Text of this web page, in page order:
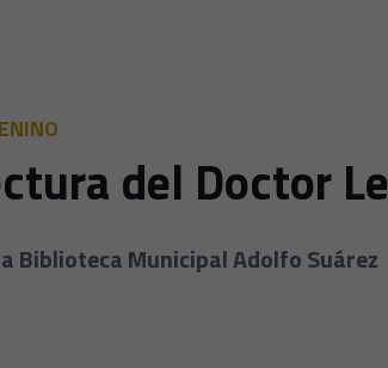
del Doctor
Biblioteca Municipal Adolfo Suárez